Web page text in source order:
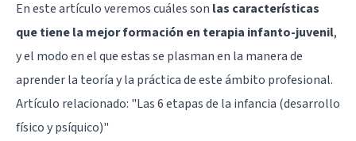
En este artículo veremos cuáles son las características
que tiene la mejor formación en terapia infanto-juvenil,
y el modo en el que estas se plasman en la manera de
aprender la teoría y la práctica de este ámbito profesional.
Artículo relacionado: "Las 6 etapas de la infancia (desarrollo
físico y psíquico)"